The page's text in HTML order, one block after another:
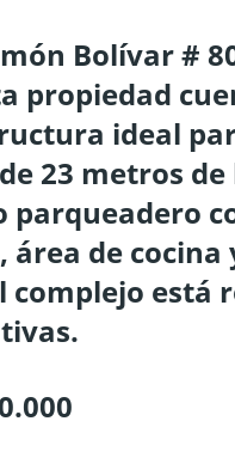
Bolívar #
propiedad
ideal
23 metros
área de
complejo